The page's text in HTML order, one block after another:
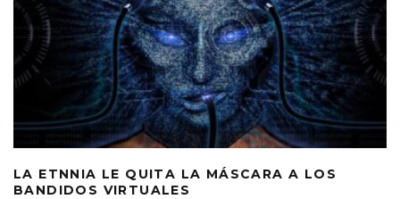
LA ETNNIA LE QUITA LA MÁSCARA A LOS
BANDIDOS VIRTUALES